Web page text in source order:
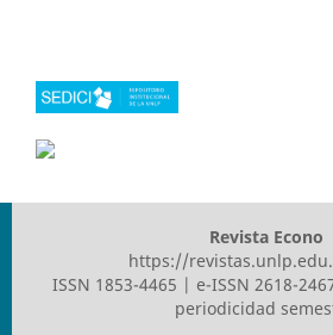
Revista Econo
https://
ISSN 1853-4465 | e-ISSN 2618-
periodicidad